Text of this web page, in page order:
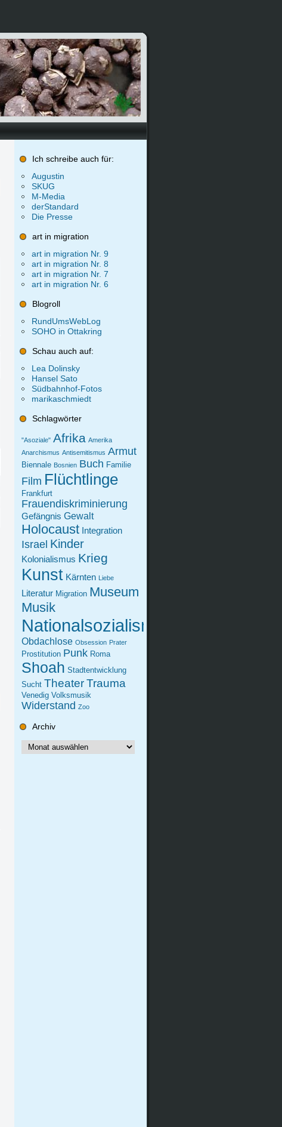
Ich schreibe auch für:
Augustin
SKUG
M-Media
derStandard
Die Presse
art in migration
art in migration Nr. 9
art in migration Nr. 8
art in migration Nr. 7
art in migration Nr. 6
Blogroll
RundUmsWebLog
SOHO in Ottakring
Schau auch auf:
Lea Dolinsky
Hansel Sato
Südbahnhof-Fotos
marikaschmiedt
Schlagwörter
"Asoziale" Afrika Amerika
Anarchismus Antisemitismus Armut
Biennale Bosnien Buch Familie
Film Flüchtlinge
Frankfurt
Frauendiskriminierung
Gefängnis Gewalt
Holocaust Integration
Israel Kinder
Kolonialismus Krieg
Kunst Kärnten Liebe
Literatur Migration Museum
Musik
Nationalsozialismus
Obdachlose Obsession Prater
Prostitution Punk Roma
Shoah Stadtentwicklung
Sucht TheaterTrauma
Venedig Volksmusik
Widerstand Zoo
Archiv
Archiv